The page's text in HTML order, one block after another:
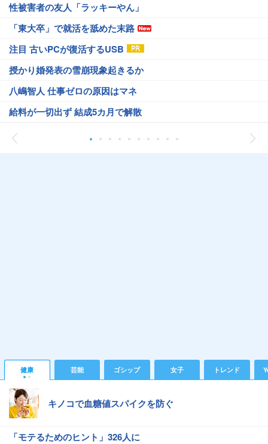
性被害者の友人「ラッキーやん」
「東大卒」で就活を舐めた末路
注目 古いPCが復活するUSB
授かり婚発表の雪崩現象起きるか
八嶋智人 仕事ゼロの原因はマネ
給料が一切出ず 結成5カ月で解散
健康 芸能 ゴシップ 女子 トレンド
キノコで血糖値スパイクを防ぐ
「モテるためのヒント」326人に